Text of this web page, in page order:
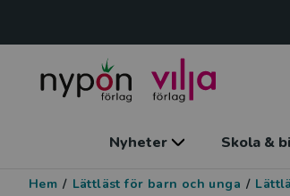
Nyheter Skola &
Hem / Lättläst för barn och unga /